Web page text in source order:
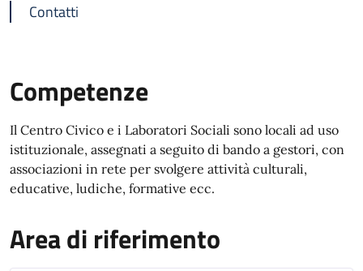
Contatti
Competenze
Il Centro Civico e i Laboratori Sociali sono locali ad uso
istituzionale, assegnati a seguito di bando a gestori, con
associazioni in rete per svolgere attività culturali,
educative, ludiche, formative ecc.
Area di riferimento